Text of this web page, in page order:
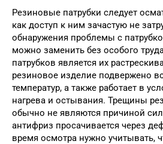
Резиновые патрубки следует
как доступ к ним зачастую не
обнаружения проблемы с
можно заменить без особого
патрубков является их
резиновое изделие подвержено
температур, а также работает в
нагрева и остывания. Трещины
обычно не являются причиной
антифриз просачивается через
время осмотра нужно учитывать,